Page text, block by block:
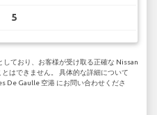
5
ており、お客様が受け取る正確な Nissan
はできません。 具体的な詳細について
De Gaulle 空港 にお問い合わせくださ